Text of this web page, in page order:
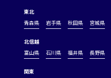
東北
青森県
岩手県 秋田県 宮城県
北信越
富山県
石川県 福井県 長野県
関東